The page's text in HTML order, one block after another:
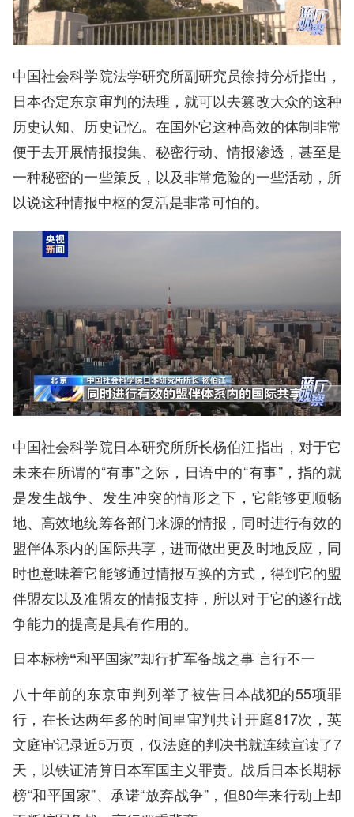
中国社会科学院法学研究所副研究员徐持分析指出，
日本否定东京审判的法理，就可以去篡改大众的这种
历史认知、历史记忆。在国外它这种高效的体制非常
便于去开展情报搜集、秘密行动、情报渗透，甚至是
一种秘密的一些策反，以及非常危险的一些活动，所
以说这种情报中枢的复活是非常可怕的。
中国社会科学院日本研究所所长杨伯江指出，对于它
未来在所谓的“有事”之际，日语中的“有事”，指的就
是发生战争、发生冲突的情形之下，它能够更顺畅
地、高效地统筹各部门来源的情报，同时进行有效的
盟伴体系内的国际共享，进而做出更及时地反应，同
时也意味着它能够通过情报互换的方式，得到它的盟
伴盟友以及准盟友的情报支持，所以对于它的遂行战
争能力的提高是具有作用的。
日本标榜“和平国家”却行扩军备战之事 言行不一
八十年前的东京审判列举了被告日本战犯的55项罪
行，在长达两年多的时间里审判共计开庭817次，英
文庭审记录近5万页，仅法庭的判决书就连续宣读了7
天，以铁证清算日本军国主义罪责。战后日本长期标
榜“和平国家”、承诺“放弃战争”，但80年来行动上却